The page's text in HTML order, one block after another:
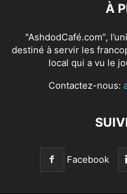
À
"AshdodCafé.com”,
destiné à servir les
local qui a vu le
Contactez-nous:
Facebook